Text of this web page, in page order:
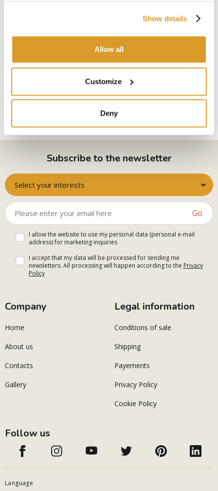
Show details
Allow all
Customize
Deny
Pronti ad accettare la sfida? Il grande
momento sta arrivando!
a associazione.deepstreet@gmail.com oppure contattare
Subscribe to the newsletter
Select your interests
Go
I allow the website to use my personal data (personal e-mail
address) for marketing inquiries
I accept that my data will be processed for sending me
newsletters. All processing will happen according to the Privacy
Policy
Company
Home
About us
Contacts
Gallery
Legal information
Conditions of sale
Shipping
Payements
Privacy Policy
Cookie Policy
Follow us
Language